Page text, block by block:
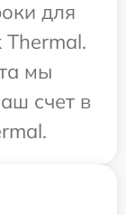
для
Thermal.
мы
счет в